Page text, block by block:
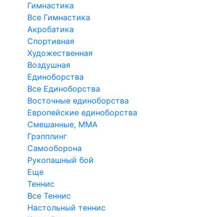
Гимнастика
Все Гимнастика
Акробатика
Спортивная
Художественная
Воздушная
Единоборства
Все Единоборства
Восточные единоборства
Европейские единоборства
Смешанные, ММА
Грэпплинг
Самооборона
Рукопашный бой
Еще
Теннис
Все Теннис
Настольный теннис